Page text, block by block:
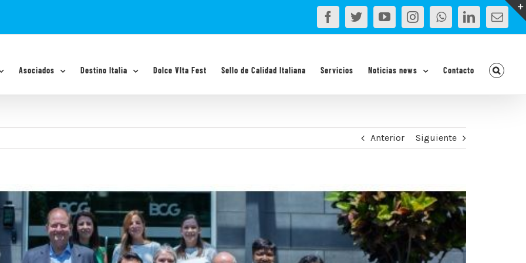
Facebook
TwitterYouTubeInstagramWhatsAppLinkedIn
Asociados Destino Italia Dolce VIta Fest Sello de Calidad Italiana Servicios Noticias news Contacto
Anterior Siguiente